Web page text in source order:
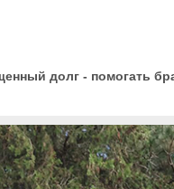
долг - помогать